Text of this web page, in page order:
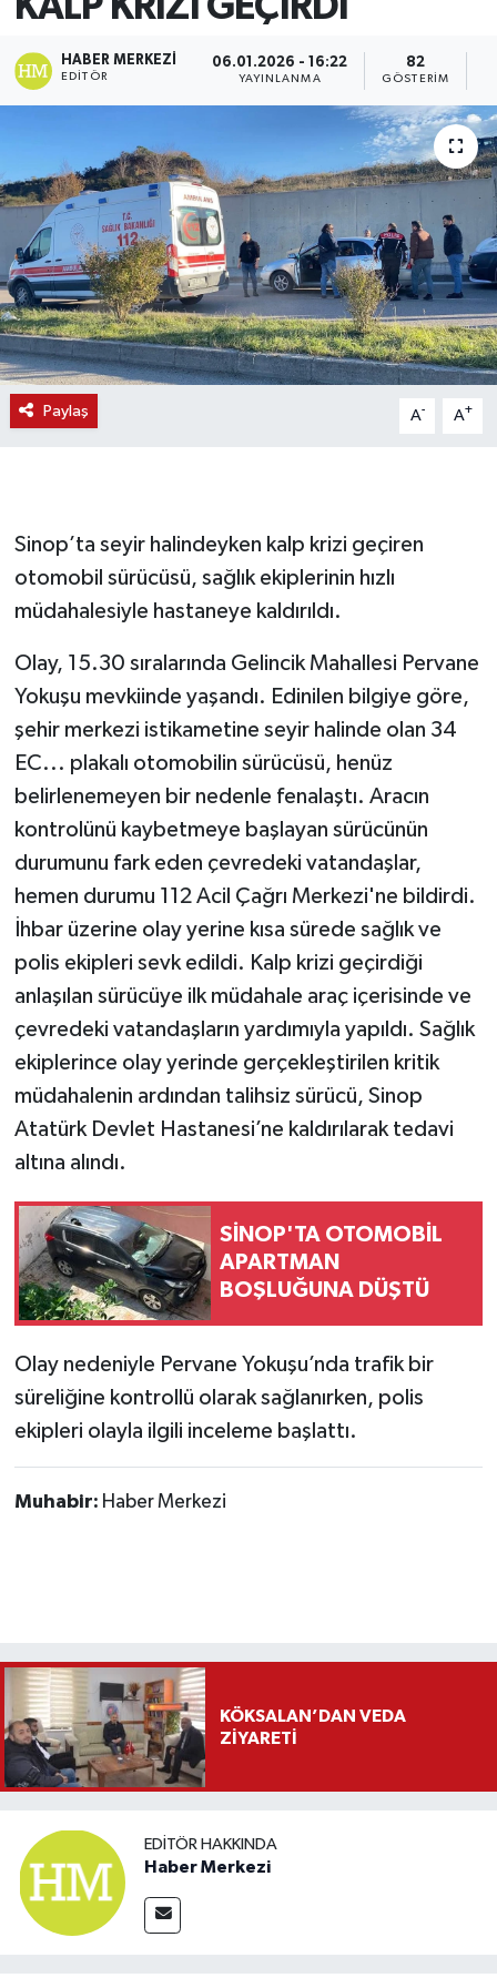
HABER MERKEZI
EDITÖR
06.01.2026 - 16:22
YAYINLANMA
82
GÖSTERIM
Paylaş A- A+
Sinop’ta seyir halindeyken kalp krizi geçiren
otomobil sürücüsü, sağlık ekiplerinin hızlı
müdahalesiyle hastaneye kaldırıldı.
Olay, 15.30 sıralarında Gelincik Mahallesi Pervane
Yokuşu mevkiinde yaşandı. Edinilen bilgiye göre,
şehir merkezi istikametine seyir halinde olan 34
EC... plakalı otomobilin sürücüsü, henüz
belirlenemeyen bir nedenle fenalaştı. Aracın
kontrolünü kaybetmeye başlayan sürücünün
durumunu fark eden çevredeki vatandaşlar,
hemen durumu 112 Acil Çağrı Merkezi'ne bildirdi.
İhbar üzerine olay yerine kısa sürede sağlık ve
polis ekipleri sevk edildi. Kalp krizi geçirdiği
anlaşılan sürücüye ilk müdahale araç içerisinde ve
çevredeki vatandaşların yardımıyla yapıldı. Sağlık
ekiplerince olay yerinde gerçekleştirilen kritik
müdahalenin ardından talihsiz sürücü, Sinop
Atatürk Devlet Hastanesi’ne kaldırılarak tedavi
altına alındı.
SİNOP'TA OTOMOBİL
APARTMAN
BOŞLUĞUNA DÜŞTÜ
Olay nedeniyle Pervane Yokuşu’nda trafik bir
süreliğine kontrollü olarak sağlanırken, polis
ekipleri olayla ilgili inceleme başlattı.
Muhabir: Haber Merkezi
KÖKSALAN’DAN VEDA
ZİYARETİ
EDITÖR HAKKINDA
Haber Merkezi